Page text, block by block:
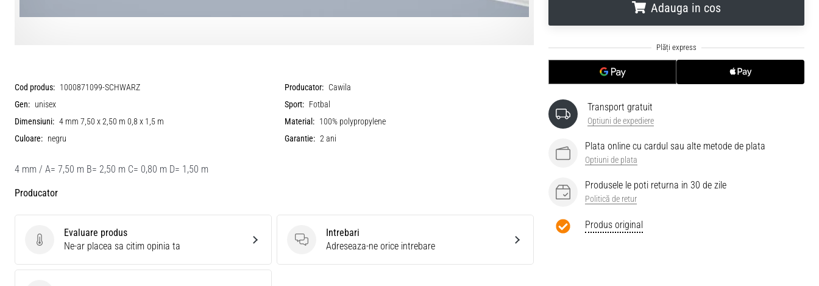
Adauga in cos
Transport gratuit
Optiuni de expediere
Plata online cu cardul sau alte metode de plata
Optiuni de plata
Produsele le poti returna in 30 de zile
Politică de retur
Produs original
Cod produs: 1000871099-SCHWARZ Producator: Cawila
Gen: unisex Sport: Fotbal
Dimensiuni: 4 mm 7,50 x 2,50 m 0,8 x 1,5 m Material: 100% polypropylene
Culoare: negru Garantie: 2 ani
4 mm / A= 7,50 m B= 2,50 m C= 0,80 m D= 1,50 m
Producator
Evaluare produs
Evaluare produs
Ne-ar placea sa citim opinia ta
Intrebari
Intrebari
Adreseaza-ne orice intrebare